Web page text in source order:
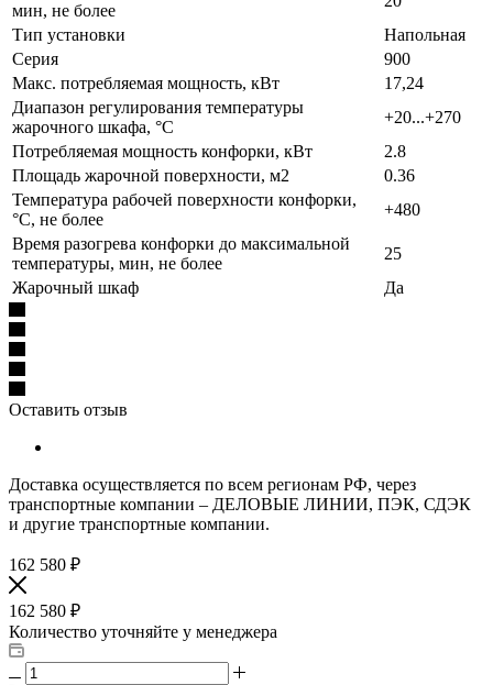
мин, не более
Тип установки
Напольная
Серия
900
Макс. потребляемая мощность, кВт
17,24
Диапазон регулирования температуры
жарочного шкафа, °C
+20...+270
Потребляемая мощность конфорки, кВт
2.8
Площадь жарочной поверхности, м2
0.36
Температура рабочей поверхности конфорки,
°C, не более
+480
Время разогрева конфорки до максимальной
температуры, мин, не более
25
Жарочный шкаф
Да
Оставить отзыв
Доставка осуществляется по всем регионам РФ, через
транспортные компании – ДЕЛОВЫЕ ЛИНИИ, ПЭК, СДЭК
и другие транспортные компании.
162 580 ₽
162 580 ₽
Количество уточняйте у менеджера